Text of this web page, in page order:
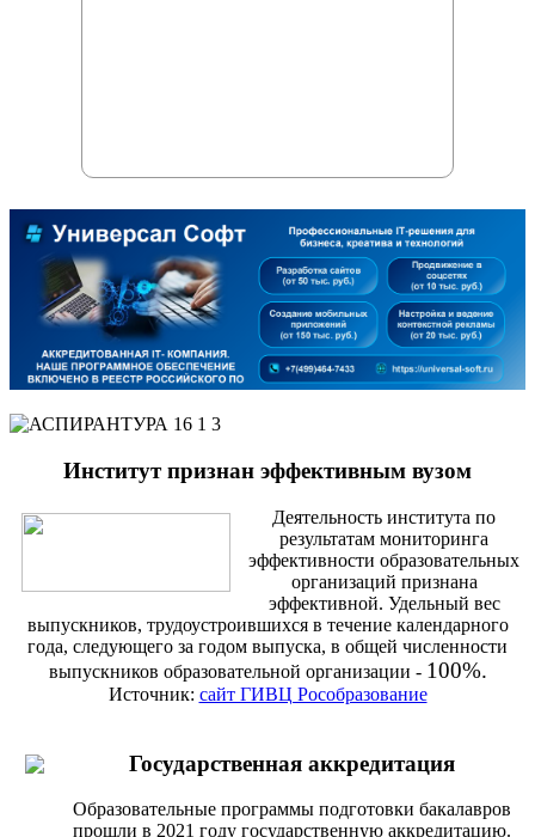
Институт признан эффективным вузом
Деятельность института по
результатам мониторинга
эффективности образовательных
организаций признана
эффективной. Удельный вес
выпускников, трудоустроившихся в течение календарного
года, следующего за годом выпуска, в общей численности
выпускников образовательной организации - 100%.
Источник: сайт ГИВЦ Рособразование
Государственная аккредитация
Образовательные программы подготовки бакалавров
прошли в 2021 году государственную аккредитацию.